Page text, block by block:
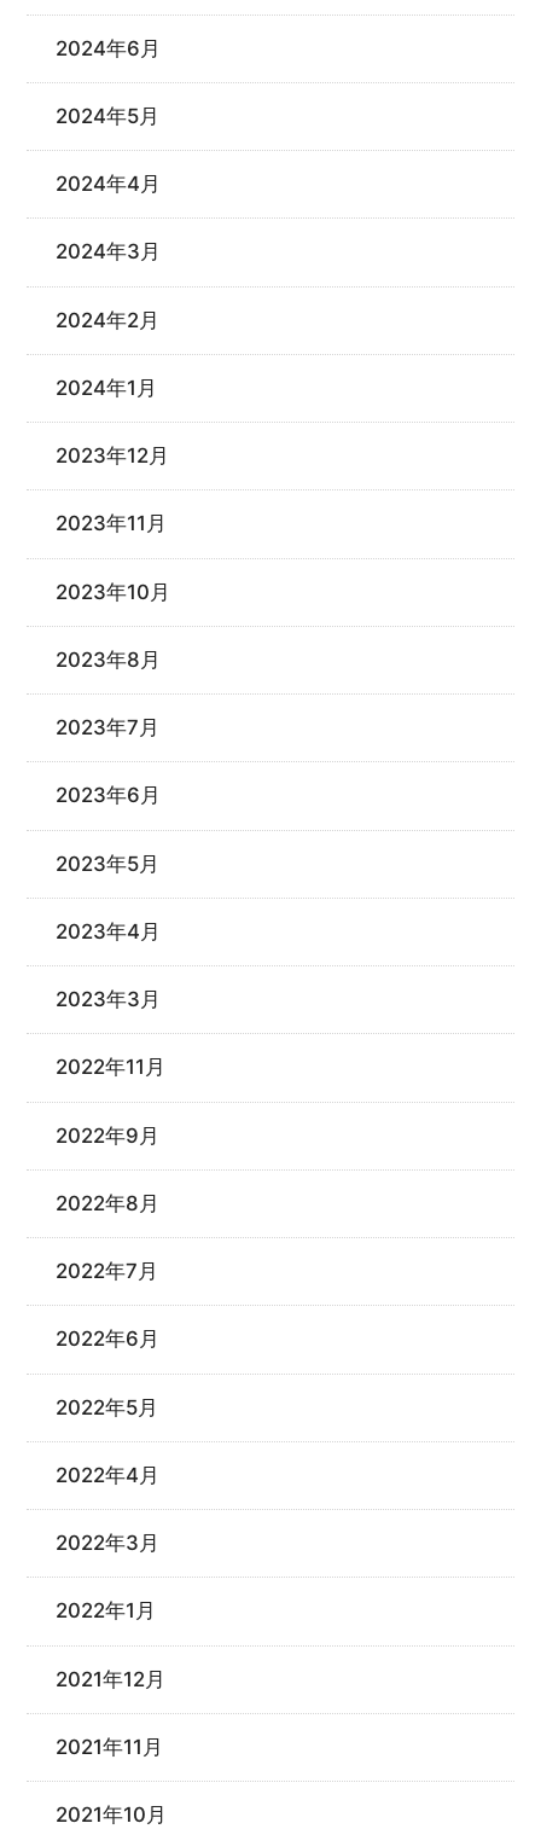
2024年6月
2024年5月
2024年4月
2024年3月
2024年2月
2024年1月
2023年12月
2023年11月
2023年10月
2023年8月
2023年7月
2023年6月
2023年5月
2023年4月
2023年3月
2022年11月
2022年9月
2022年8月
2022年7月
2022年6月
2022年5月
2022年4月
2022年3月
2022年1月
2021年12月
2021年11月
2021年10月